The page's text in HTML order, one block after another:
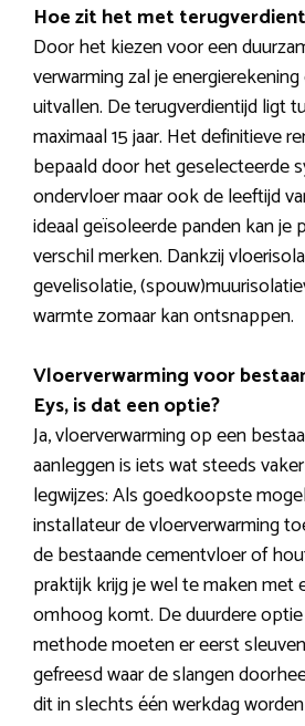
Hoe zit het met
Door het kiezen voor een
verwarming zal je
uitvallen. De terugverdientijd ligt
maximaal 15 jaar. Het definitieve
bepaald door het geselecteerde
ondervloer maar ook de leeftijd
ideaal geïsoleerde panden kan
verschil merken. Dankzij
gevelisolatie,
warmte zomaar kan ontsnappen.
Vloerverwarming voor
Eys, is dat een optie?
Ja, vloerverwarming op een
aanleggen is iets wat steeds
legwijzes: Als goedkoopste
installateur de vloerverwarming
de bestaande cementvloer of
praktijk krijg je wel te maken met
omhoog komt. De duurdere
methode moeten er eerst
gefreesd waar de slangen
dit in slechts één werkdag